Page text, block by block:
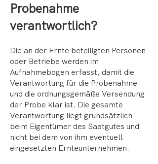
Probenahme
verantwortlich?
Die an der Ernte beteiligten Personen
oder Betriebe werden im
Aufnahmebogen erfasst, damit die
Verantwortung für die Probenahme
und die ordnungsgemäße Versendung
der Probe klar ist. Die gesamte
Verantwortung liegt grundsätzlich
beim Eigentümer des Saatgutes und
nicht bei dem von ihm eventuell
eingesetzten Ernteunternehmen.